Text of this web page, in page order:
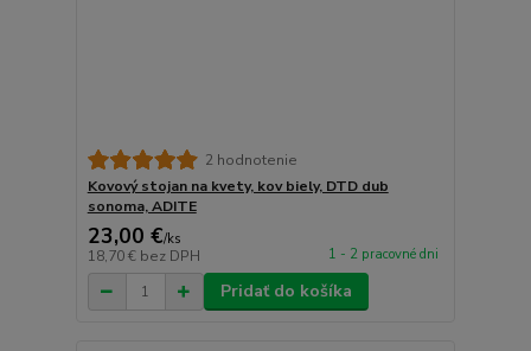
2 hodnotenie
Kovový stojan na kvety, kov biely, DTD dub
sonoma, ADITE
23,00 €/ks
18,70 € bez DPH 1 - 2 pracovné dni
Pridať do košíka